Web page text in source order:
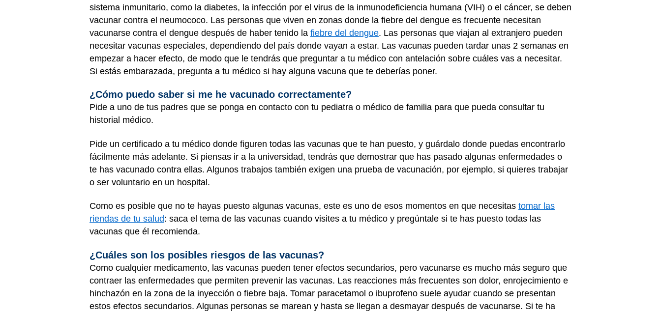
sistema inmunitario, como la diabetes, la infección por el virus de la inmunodeficiencia humana (VIH) o el cáncer, se deben
vacunar contra el neumococo. Las personas que viven en zonas donde la fiebre del dengue es frecuente necesitan
vacunarse contra el dengue después de haber tenido la fiebre del dengue. Las personas que viajan al extranjero pueden
necesitar vacunas especiales, dependiendo del país donde vayan a estar. Las vacunas pueden tardar unas 2 semanas en
empezar a hacer efecto, de modo que le tendrás que preguntar a tu médico con antelación sobre cuáles vas a necesitar.
Si estás embarazada, pregunta a tu médico si hay alguna vacuna que te deberías poner.
¿Cómo puedo saber si me he vacunado correctamente?
Pide a uno de tus padres que se ponga en contacto con tu pediatra o médico de familia para que pueda consultar tu
historial médico.
Pide un certificado a tu médico donde figuren todas las vacunas que te han puesto, y guárdalo donde puedas encontrarlo
fácilmente más adelante. Si piensas ir a la universidad, tendrás que demostrar que has pasado algunas enfermedades o
te has vacunado contra ellas. Algunos trabajos también exigen una prueba de vacunación, por ejemplo, si quieres trabajar
o ser voluntario en un hospital.
Como es posible que no te hayas puesto algunas vacunas, este es uno de esos momentos en que necesitas tomar las
riendas de tu salud: saca el tema de las vacunas cuando visites a tu médico y pregúntale si te has puesto todas las
vacunas que él recomienda.
¿Cuáles son los posibles riesgos de las vacunas?
Como cualquier medicamento, las vacunas pueden tener efectos secundarios, pero vacunarse es mucho más seguro que
contraer las enfermedades que permiten prevenir las vacunas. Las reacciones más frecuentes son dolor, enrojecimiento e
hinchazón en la zona de la inyección o fiebre baja. Tomar paracetamol o ibuprofeno suele ayudar cuando se presentan
estos efectos secundarios. Algunas personas se marean y hasta se llegan a desmayar después de vacunarse. Si te ha